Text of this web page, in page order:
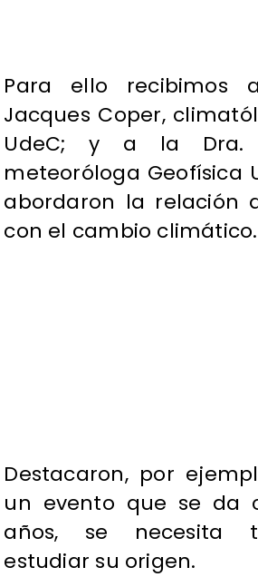
Para ello recibimos
Jacques Coper,
UdeC; y a la Dra.
meteoróloga Geofísica
abordaron la relación
con el cambio climático.
Destacaron, por
un evento que se da
años, se necesita
estudiar su origen.